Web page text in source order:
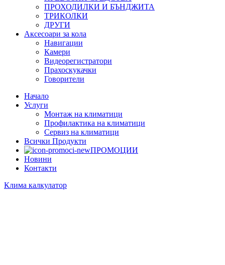
ПРОХОДИЛКИ И БЪНДЖИТА
ТРИКОЛКИ
ДРУГИ
Аксесоари за кола
Навигации
Камери
Видеорегистратори
Прахоскукачки
Говорители
Начало
Услуги
Монтаж на климатици
Профилактика на климатици
Сервиз на климатици
Всички Продукти
ПРОМОЦИИ
Новини
Контакти
Клима калкулатор